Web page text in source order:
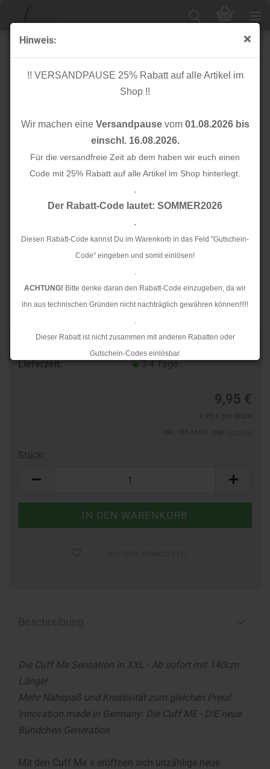
Hinweis:
!! VERSANDPAUSE 25% Rabatt auf alle Artikel im
Shop !!
Wir machen eine Versandpausevom 01.08.2026 bis
einschl. 16.08.2026.
Für die versandfreie Zeit ab dem haben wir euch einen
Code mit 25% Rabatt auf alle Artikel im Shop hinterlegt.
.
Der Rabatt-Code lautet: SOMMER2026
.
Diesen Rabatt-Code kannst Du im Warenkorb in das Feld "Gutschein-
Code" eingeben und somit einlösen!
.
ACHTUNG! Bitte denke daran den Rabatt-Code einzugeben, da wir
ihn aus technischen Gründen nicht nachträglich gewähren können!!!!!
.
Dieser Rabatt ist nicht zusammen mit anderen Rabatten oder
Gutschein-Codes einlösbar.
.
Rückstaus kann es jedoch zu längeren Lieferzeiten kommen.
Cuff me - Bio Bündchen - ICON Col. 41 - Check Point -
Hamburger Liebe
Lieferzeit:
3-4 Tage
9,95 €
Stück:
Die Cuff Me Sensation in XXL - Ab sofort mit 140cm
Länge!
Mehr Nähspaß und Kreativität zum gleichen Preis!
Innovation made in Germany: Die Cuff ME - DIE neue
Bündchen Generation
Mit den Cuff Me´s eröffnen sich unzählige neue